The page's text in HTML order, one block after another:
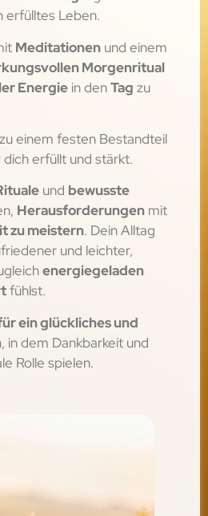
erfülltes Leben.
Meditationen und einem
Morgenritual
Energie in denTag zu
einem festen Bestandteil
erfüllt und stärkt.
und bewusste
Herausforderungen mit
zu meistern. Dein Alltag
und leichter,
energiegeladen
fühlst.
ein glückliches und
, in dem Dankbarkeit und
Rolle spielen.